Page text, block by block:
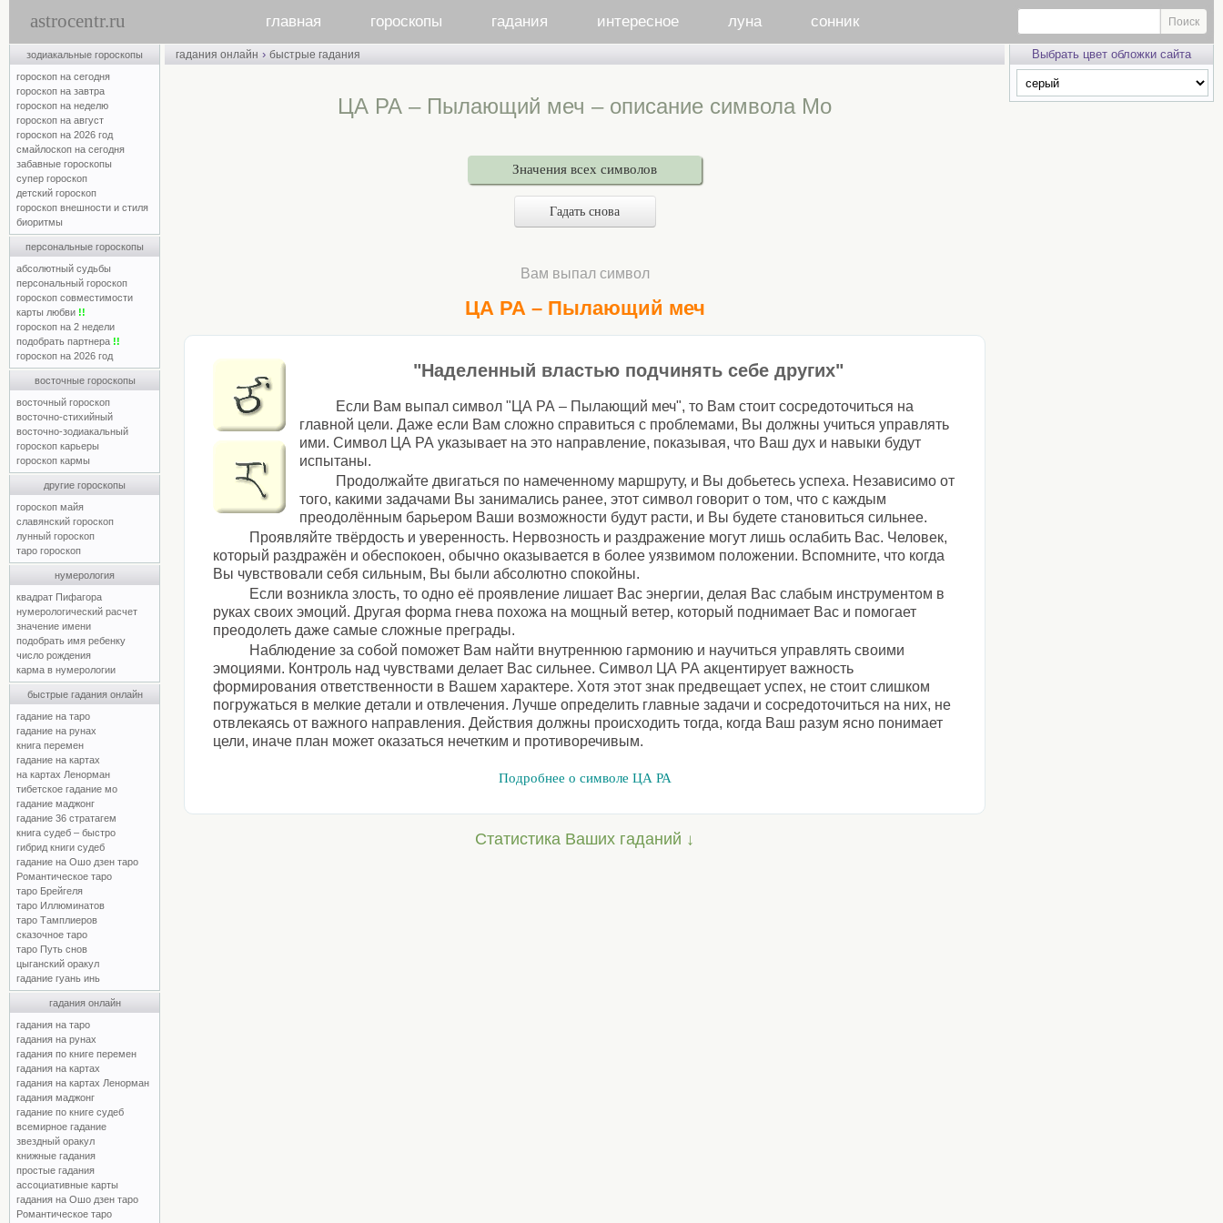
astrocentr.ru главная гороскопы гадания интересное луна сонник
зодиакальные гороскопы
гороскоп на сегодня
гороскоп на завтра
гороскоп на неделю
гороскоп на август
гороскоп на 2026 год
смайлоскоп на сегодня
забавные гороскопы
супер гороскоп
детский гороскоп
гороскоп внешности и стиля
биоритмы
персональные гороскопы
абсолютный судьбы
персональный гороскоп
гороскоп совместимости
карты любви !!
гороскоп на 2 недели
подобрать партнера !!
гороскоп на 2026 год
восточные гороскопы
восточный гороскоп
восточно-стихийный
восточно-зодиакальный
гороскоп карьеры
гороскоп кармы
другие гороскопы
гороскоп майя
славянский гороскоп
лунный гороскоп
таро гороскоп
нумерология
квадрат Пифагора
нумерологический расчет
значение имени
подобрать имя ребенку
число рождения
карма в нумерологии
быстрые гадания онлайн
гадание на таро
гадание на рунах
книга перемен
гадание на картах
на картах Ленорман
тибетское гадание мо
гадание маджонг
гадание 36 стратагем
книга судеб – быстро
гибрид книги судеб
гадание на Ошо дзен таро
Романтическое таро
таро Брейгеля
таро Иллюминатов
таро Тамплиеров
сказочное таро
таро Путь снов
цыганский оракул
гадание гуань инь
гадания онлайн
гадания на таро
гадания на рунах
гадания по книге перемен
гадания на картах
гадания на картах Ленорман
гадания маджонг
гадание по книге судеб
всемирное гадание
звездный оракул
книжные гадания
простые гадания
ассоциативные карты
гадания на Ошо дзен таро
Романтическое таро
гадания онлайн › быстрые гадания
ЦА РА – Пылающий меч – описание символа Мо
Значения всех символов
Гадать снова
Вам выпал символ
ЦА РА – Пылающий меч
"Наделенный властью подчинять себе других"
Если Вам выпал символ "ЦА РА – Пылающий меч", то Вам стоит сосредоточиться на
главной цели. Даже если Вам сложно справиться с проблемами, Вы должны учиться управлять
ими. Символ ЦА РА указывает на это направление, показывая, что Ваш дух и навыки будут
испытаны.
Продолжайте двигаться по намеченному маршруту, и Вы добьетесь успеха. Независимо от
того, какими задачами Вы занимались ранее, этот символ говорит о том, что с каждым
преодолённым барьером Ваши возможности будут расти, и Вы будете становиться сильнее.
Проявляйте твёрдость и уверенность. Нервозность и раздражение могут лишь ослабить Вас. Человек,
который раздражён и обеспокоен, обычно оказывается в более уязвимом положении. Вспомните, что когда
Вы чувствовали себя сильным, Вы были абсолютно спокойны.
Если возникла злость, то одно её проявление лишает Вас энергии, делая Вас слабым инструментом в
руках своих эмоций. Другая форма гнева похожа на мощный ветер, который поднимает Вас и помогает
преодолеть даже самые сложные преграды.
Наблюдение за собой поможет Вам найти внутреннюю гармонию и научиться управлять своими
эмоциями. Контроль над чувствами делает Вас сильнее. Символ ЦА РА акцентирует важность
формирования ответственности в Вашем характере. Хотя этот знак предвещает успех, не стоит слишком
погружаться в мелкие детали и отвлечения. Лучше определить главные задачи и сосредоточиться на них, не
отвлекаясь от важного направления. Действия должны происходить тогда, когда Ваш разум ясно понимает
цели, иначе план может оказаться нечетким и противоречивым.
Подробнее о символе ЦА РА
Статистика Ваших гаданий ↓
Выбрать цвет обложки сайта